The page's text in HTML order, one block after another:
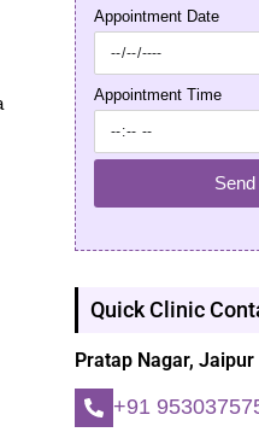
Appointment Date
Appointment Time
Send
Quick Clinic
Pratap Nagar, Jaipur
+91